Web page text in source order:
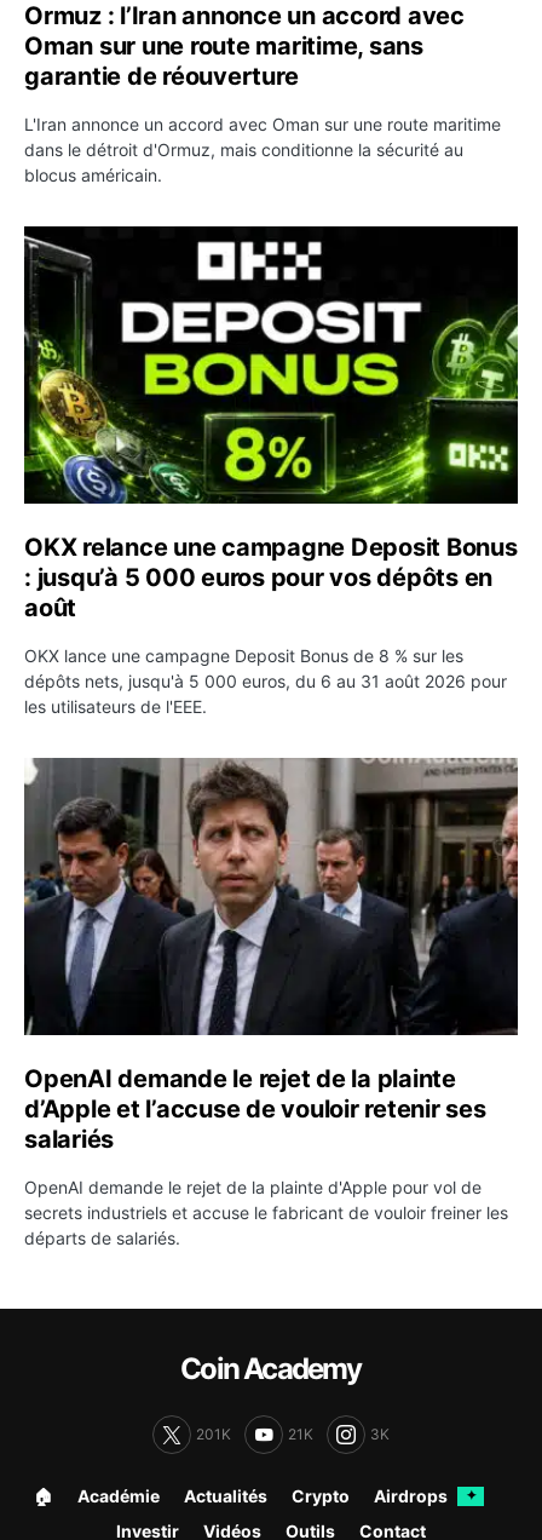
Ormuz : l’Iran annonce un accord avec
Oman sur une route maritime, sans
garantie de réouverture
L'Iran annonce un accord avec Oman sur une route maritime
dans le détroit d'Ormuz, mais conditionne la sécurité au
blocus américain.
OKX relance une campagne Deposit Bonus : jusqu’à 5
OKX relance une campagne Deposit Bonus
: jusqu’à 5 000 euros pour vos dépôts en
août
OKX lance une campagne Deposit Bonus de 8 % sur les
dépôts nets, jusqu'à 5 000 euros, du 6 au 31 août 2026 pour
les utilisateurs de l'EEE.
OpenAI demande le rejet de la plainte d’Apple et
OpenAI demande le rejet de la plainte
d’Apple et l’accuse de vouloir retenir ses
salariés
OpenAI demande le rejet de la plainte d'Apple pour vol de
secrets industriels et accuse le fabricant de vouloir freiner les
départs de salariés.
Coin Academy
201K 21K 3K
🏠︎ Académie Actualités Crypto Airdrops ✦
Investir Vidéos Outils Contact